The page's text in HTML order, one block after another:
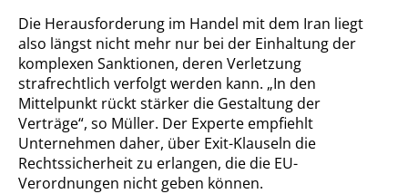
Die Herausforderung im Handel mit dem Iran liegt
also längst nicht mehr nur bei der Einhaltung der
komplexen Sanktionen, deren Verletzung
strafrechtlich verfolgt werden kann. „In den
Mittelpunkt rückt stärker die Gestaltung der
Verträge“, so Müller. Der Experte empfiehlt
Unternehmen daher, über Exit-Klauseln die
Rechtssicherheit zu erlangen, die die EU-
Verordnungen nicht geben können.